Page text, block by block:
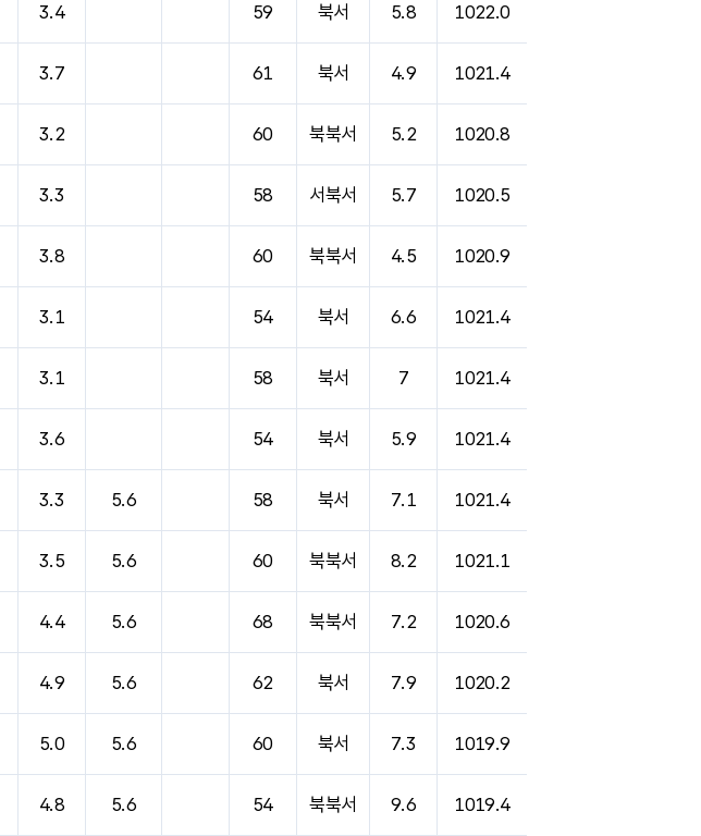
3.4 59 북서 5.8 1022.0
3.7 61 북서 4.9 1021.4
3.2 60 북북서 5.2 1020.8
3.3 58 서북서 5.7 1020.5
3.8 60 북북서 4.5 1020.9
3.1 54 북서 6.6 1021.4
3.1 58 북서 7 1021.4
3.6 54 북서 5.9 1021.4
3.3 5.6 58 북서 7.1 1021.4
3.5 5.6 60 북북서 8.2 1021.1
4.4 5.6 68 북북서 7.2 1020.6
4.9 5.6 62 북서 7.9 1020.2
5.0 5.6 60 북서 7.3 1019.9
4.8 5.6 54 북북서 9.6 1019.4